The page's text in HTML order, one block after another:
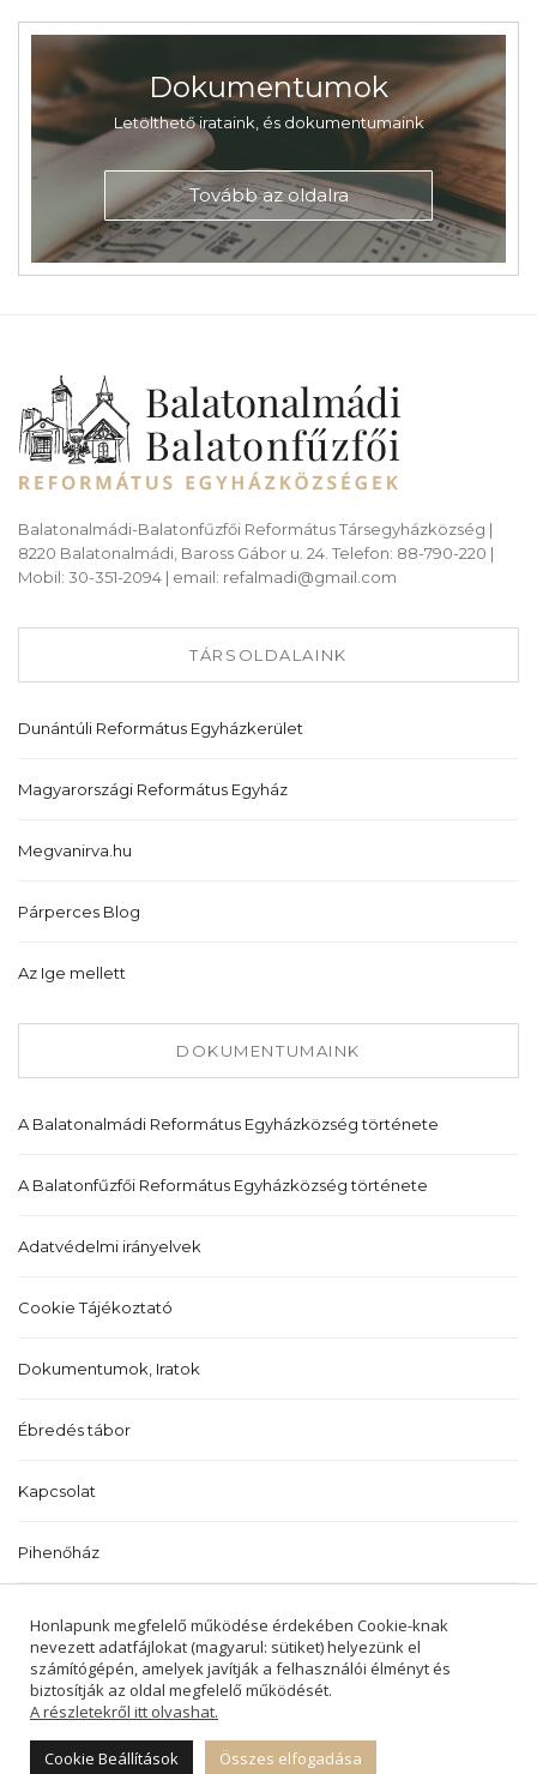
Dokumentumok
Letölthető irataink, és dokumentumaink
Tovább az oldalra
Balatonalmádi-Balatonfűzfői Református Társegyházközség |
8220 Balatonalmádi, Baross Gábor u. 24. Telefon: 88-790-220 |
Mobil: 30-351-2094 | email: refalmadi@gmail.com
TÁRSOLDALAINK
Dunántúli Református Egyházkerület
Magyarországi Református Egyház
Megvanirva.hu
Párperces Blog
Az Ige mellett
DOKUMENTUMAINK
A Balatonalmádi Református Egyházközség története
A Balatonfűzfői Református Egyházközség története
Adatvédelmi irányelvek
Cookie Tájékoztató
Dokumentumok, Iratok
Ébredés tábor
Kapcsolat
Pihenőház
2022 © BALATONALMÁDI ÉS BALATONFŰZFŐI
REFORMÁTUS EGYHÁZKÖZSÉGEK -
MINDEN JOG FENNTARTVA.
Honlapunk megfelelő működése érdekében Cookie-knak
nevezett adatfájlokat (magyarul: sütiket) helyezünk el
számítógépén, amelyek javítják a felhasználói élményt és
biztosítják az oldal megfelelő működését.
A részletekről itt olvashat.
Cookie Beállítások Összes elfogadása